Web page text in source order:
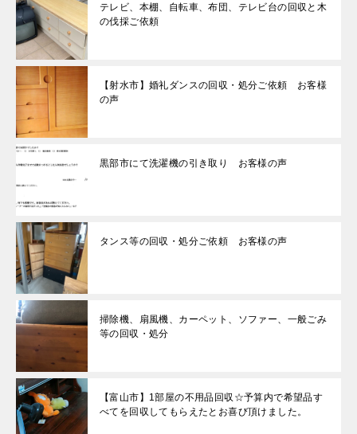
テレビ、本棚、自転車、布団、テレビ台の回収と木
の伐採ご依頼
【射水市】婚礼ダンスの回収・処分ご依頼 お客様
の声
黒部市にて洗濯機の引き取り お客様の声
タンス等の回収・処分ご依頼 お客様の声
掃除機、扇風機、カーペット、ソファー、一般ごみ
等の回収・処分
【富山市】1部屋の不用品回収☆予算内で希望品す
べてを回収してもらえたとお喜び頂けました。